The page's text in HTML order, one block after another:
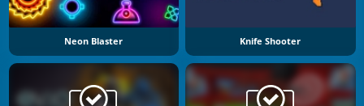
Neon Blaster Knife Shooter